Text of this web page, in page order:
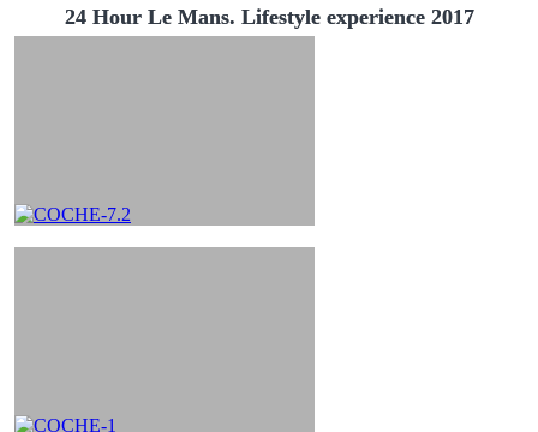
24 Hour Le Mans. Lifestyle experience 2017